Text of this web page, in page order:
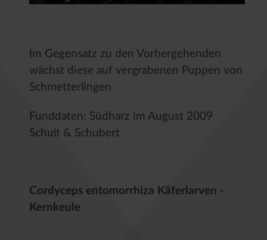
Im Gegensatz zu den Vorhergehenden
wächst diese auf vergrabenen Puppen von
Schmetterlingen
Funddaten: Südharz im August 2009
Schult & Schubert
Cordyceps entomorrhiza Käferlarven -
Kernkeule